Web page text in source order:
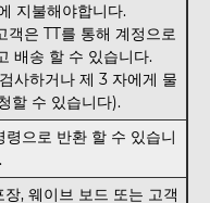
지불해야합니다.
객은 TT를 통해 계정으로
배송 할 수 있습니다.
사하거나 제 3 자에게 물
할 수 있습니다).
으로 반환 할 수 있습니
, 웨이브 보드 또는 고객